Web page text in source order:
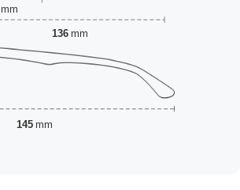
mm
136 mm
145 mm